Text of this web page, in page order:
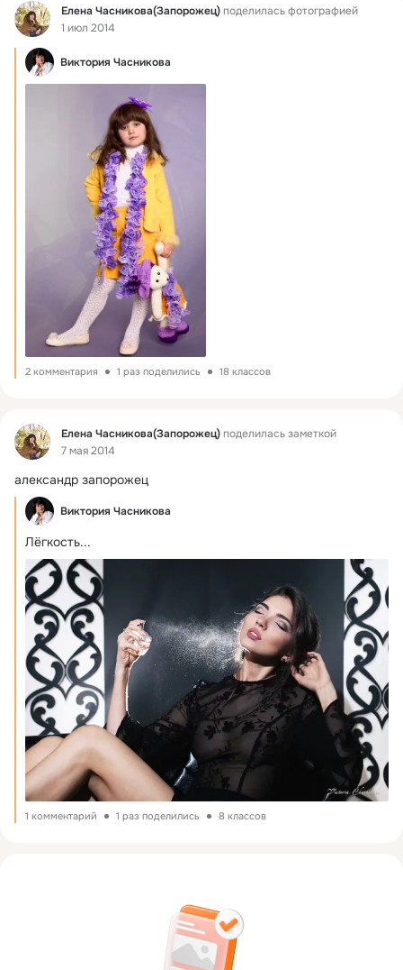
Фид Елена Часникова(Запорожец)поделилась фотографией
1 июл 2014
Виктория Часникова
2 комментария 1 раз поделились 18 классов
Фид Елена Часникова(Запорожец)поделилась заметкой
7 мая 2014
александр запорожец
Виктория Часникова
Лёгкость...
1 комментарий 1 раз поделились 8 классов